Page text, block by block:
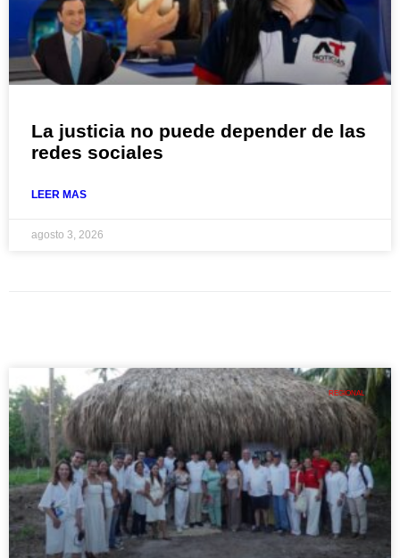
La justicia no puede depender de las
redes sociales
LEER MAS
agosto 3, 2026
REGIONAL